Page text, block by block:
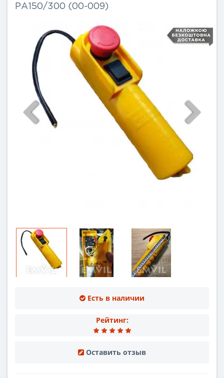
РА150/300 (00-009)
Есть в наличии
Рейтинг:
Оставить отзыв